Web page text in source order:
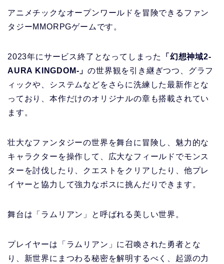
アニメチックなオープンワールドを冒険できるファン
タジーMMORPGゲームです。
2023年にサービス終了となってしまった
「幻想神域2-
AURA KINGDOM-」の世界観を引き継ぎつつ、グラフ
ィックや、システムなどをさらに洗練した最新作とな
っており、本作だけのオリジナルの章も搭載されてい
ます。
壮大なファンタジーの世界を舞台に冒険し、魅力的な
キャラクターを操作して、広大なフィールドでモンス
ターを討伐したり、クエストをクリアしたり、他プレ
イヤーと協力して強力なボスに挑んだりできます。
舞台は「ラムリアン」 と呼ばれる美しい世界。
プレイヤーは 「ラムリアン」 に召喚された勇者とな
り、新世界にまつわる秘密を解明するべく、起源の力